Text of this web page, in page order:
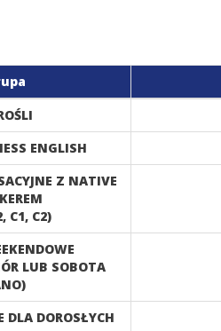
ENGLISH
Z NATIVE
C1, C2)
LUB SOBOTA
DLA DOROSŁYCH